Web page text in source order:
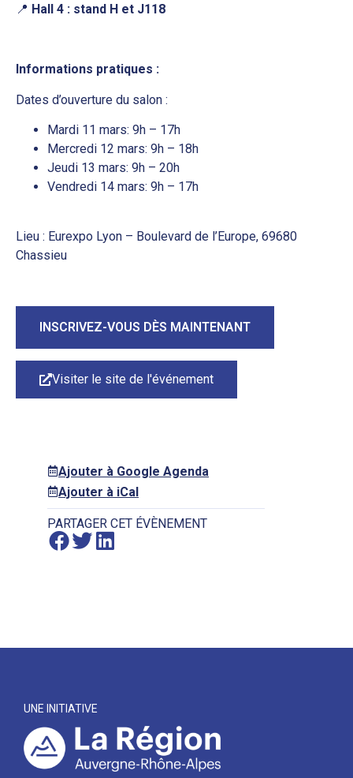
📍 Hall 4 : stand H et J118
Informations pratiques :
Dates d’ouverture du salon :
Mardi 11 mars: 9h – 17h
Mercredi 12 mars: 9h – 18h
Jeudi 13 mars: 9h – 20h
Vendredi 14 mars: 9h – 17h
Lieu : Eurexpo Lyon – Boulevard de l’Europe, 69680
Chassieu
INSCRIVEZ-VOUS DÈS MAINTENANT
Visiter le site de l'événement
Ajouter à Google Agenda
Ajouter à iCal
PARTAGER CET ÉVÈNEMENT
UNE INITIATIVE